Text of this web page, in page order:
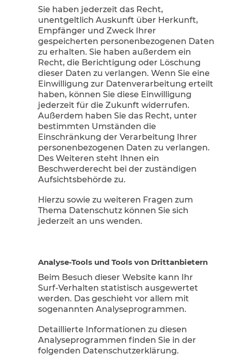
Sie haben jederzeit das Recht,
unentgeltlich Auskunft über Herkunft,
Empfänger und Zweck Ihrer
gespeicherten personenbezogenen Daten
zu erhalten. Sie haben außerdem ein
Recht, die Berichtigung oder Löschung
dieser Daten zu verlangen. Wenn Sie eine
Einwilligung zur Datenverarbeitung erteilt
haben, können Sie diese Einwilligung
jederzeit für die Zukunft widerrufen.
Außerdem haben Sie das Recht, unter
bestimmten Umständen die
Einschränkung der Verarbeitung Ihrer
personenbezogenen Daten zu verlangen.
Des Weiteren steht Ihnen ein
Beschwerderecht bei der zuständigen
Aufsichtsbehörde zu.
Hierzu sowie zu weiteren Fragen zum
Thema Datenschutz können Sie sich
jederzeit an uns wenden.
Analyse-Tools und Tools von Dritt­anbietern
Beim Besuch dieser Website kann Ihr
Surf-Verhalten statistisch ausgewertet
werden. Das geschieht vor allem mit
sogenannten Analyseprogrammen.
Detaillierte Informationen zu diesen
Analyseprogrammen finden Sie in der
folgenden Datenschutzerklärung.